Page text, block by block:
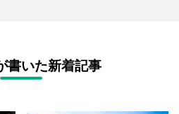
書いた新着記事